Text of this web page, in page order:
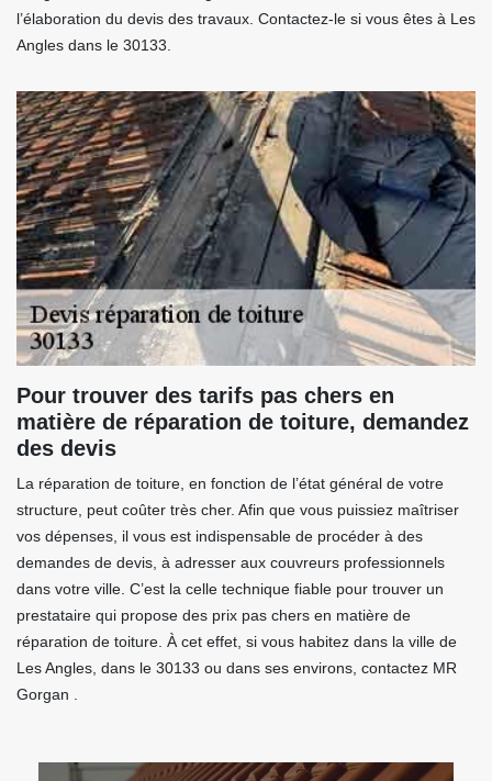
l’élaboration du devis des travaux. Contactez-le si vous êtes à Les
Angles dans le 30133.
Pour trouver des tarifs pas chers en
matière de réparation de toiture, demandez
des devis
La réparation de toiture, en fonction de l’état général de votre
structure, peut coûter très cher. Afin que vous puissiez maîtriser
vos dépenses, il vous est indispensable de procéder à des
demandes de devis, à adresser aux couvreurs professionnels
dans votre ville. C’est la celle technique fiable pour trouver un
prestataire qui propose des prix pas chers en matière de
réparation de toiture. À cet effet, si vous habitez dans la ville de
Les Angles, dans le 30133 ou dans ses environs, contactez MR
Gorgan .